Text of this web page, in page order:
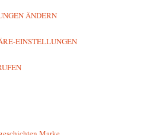
ÄNDERN
EINSTELLUNGEN